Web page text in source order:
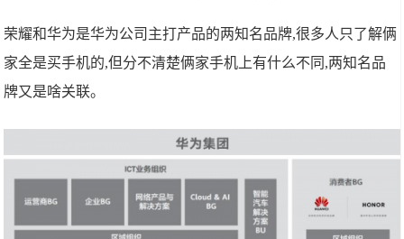
荣耀和华为是华为公司主打产品的两知名品牌,很多人只了解俩
家全是买手机的,但分不清楚俩家手机上有什么不同,两知名品
牌又是啥关联。